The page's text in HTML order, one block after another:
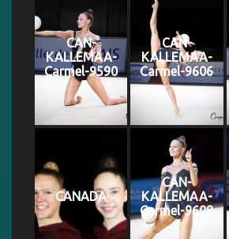
CAN-
KALLEMAA-
Carmel-9590
CAN-
KALLEMAA-
Carmel-9606
CANADA
CAN-
KALLEMAA-
Carmel-9608